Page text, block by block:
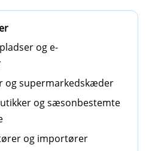
og e-
og supermarkedskæder
og sæsonbestemte
og importører